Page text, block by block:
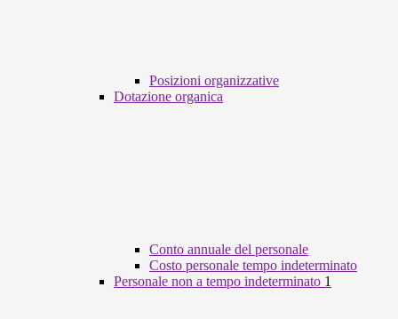
Posizioni organizzative
Dotazione organica
Conto annuale del personale
Costo personale tempo indeterminato
Personale non a tempo indeterminato 1